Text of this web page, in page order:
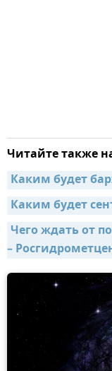
Читайте также
Каким будет
Каким будет
Чего ждать от
–